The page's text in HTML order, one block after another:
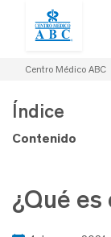
Centro Médico ABC
¿Qué
Índice
Contenido